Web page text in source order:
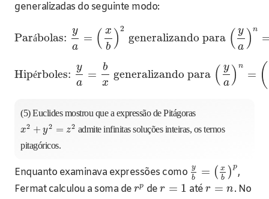
generalizadas do seguinte modo:
Parábolas:
y
a
= ( x
b )2
generalizando para ( y
a ) n
Hipérboles:
y
a
=
b
x
generalizando para ( y
a ) n
= (
(5) Euclides mostrou que a expressão de Pitágoras
x2 + y2 = z2 admite infinitas soluções inteiras, os ternos
pitagóricos.
Enquanto examinava expressões como y
b
= ( x
b
)p,
Fermat calculou a soma de rp der = 1 atér = n. No